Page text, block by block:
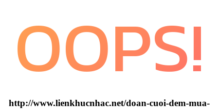
OOPS!
http://www.lienkhucnhac.net/doan-cuoi-dem-mua-